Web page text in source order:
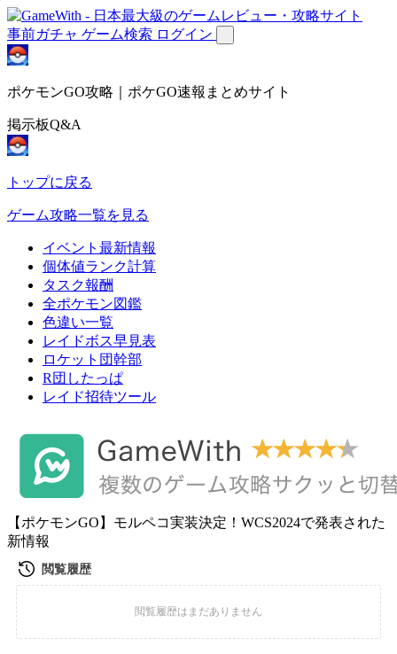
事前ガチャ ゲーム検索 ログイン
ポケモンGO攻略｜ポケGO速報まとめサイト
掲示板Q&A
トップに戻る
ゲーム攻略一覧を見る
イベント最新情報
個体値ランク計算
タスク報酬
全ポケモン図鑑
色違い一覧
レイドボス早見表
ロケット団幹部
R団したっぱ
レイド招待ツール
【ポケモンGO】モルペコ実装決定！WCS2024で発表された
新情報